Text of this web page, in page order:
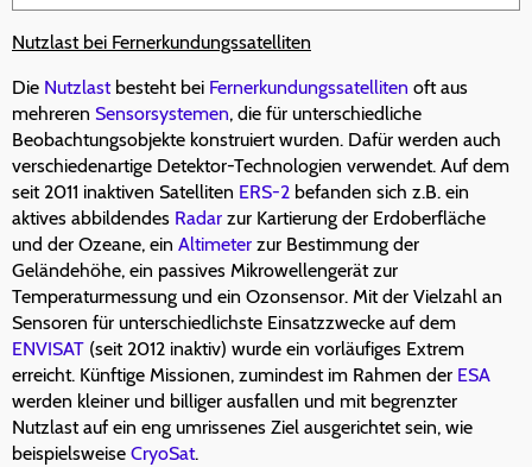
Nutzlast bei Fernerkundungssatelliten
Die Nutzlastbesteht bei Fernerkundungssatelliten oft aus
mehreren Sensorsystemen, die für unterschiedliche
Beobachtungsobjekte konstruiert wurden. Dafür werden auch
verschiedenartige Detektor-Technologien verwendet. Auf dem
seit 2011 inaktiven Satelliten ERS-2 befanden sich z.B. ein
aktives abbildendes Radar zur Kartierung der Erdoberfläche
und der Ozeane, ein Altimeter zur Bestimmung der
Geländehöhe, ein passives Mikrowellengerät zur
Temperaturmessung und ein Ozonsensor. Mit der Vielzahl an
Sensoren für unterschiedlichste Einsatzzwecke auf dem
ENVISAT (seit 2012 inaktiv) wurde ein vorläufiges Extrem
erreicht. Künftige Missionen, zumindest im Rahmen der ESA
werden kleiner und billiger ausfallen und mit begrenzter
Nutzlast auf ein eng umrissenes Ziel ausgerichtet sein, wie
beispielsweise CryoSat.